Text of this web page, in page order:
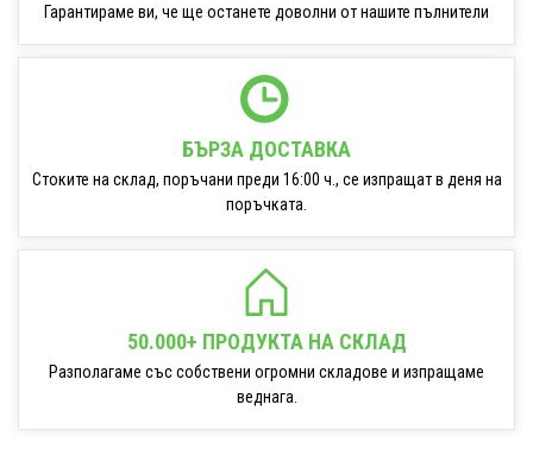
Гарантираме ви, че ще останете доволни от нашите пълнители
БЪРЗА ДОСТАВКА
Стоките на склад, поръчани преди 16:00 ч., се изпращат в деня на
поръчката.
50.000+ ПРОДУКТА НА СКЛАД
Разполагаме със собствени огромни складове и изпращаме
веднага.